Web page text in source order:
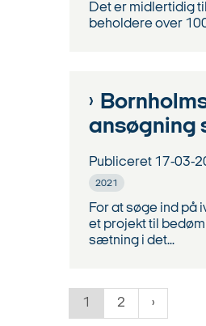
Det er midlertidig
beholdere over
ansøgning
Publiceret 17-03-
2021
For at søge ind
et projekt til
sætning i det...
1 2